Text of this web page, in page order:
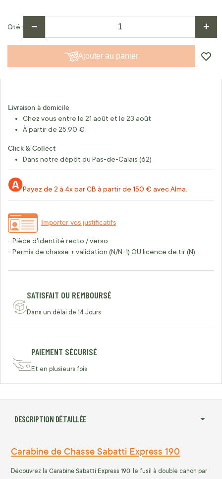
Qté − +
Ajouter au panier
Livraison à domicile
Chez vous entre le 21 août et le 23 août
À partir de 25,90 €
Click & Collect
Dans notre dépôt du Pas-de-Calais (62)
Payez de 2 à 4x par CB à partir de 150 € avec Alma.
Importer vos justificatifs
- Pièce d'identité recto / verso
- Permis de chasse + validation (N/N-1) OU licence de tir (N)
SATISFAIT OU REMBOURSÉ
Dans un délai de 14 Jours
PAIEMENT SÉCURISÉ
Et en plusieurs fois
DESCRIPTION DÉTAILLÉE
Carabine de Chasse Sabatti Express 190
Découvrez la Carabine Sabatti Express 190, le fusil à double canon par